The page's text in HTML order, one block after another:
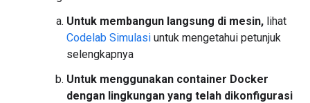
Untuk membangun langsung di mesin, lihat
Codelab Simulasi untuk mengetahui petunjuk
selengkapnya
Untuk menggunakan container Docker
dengan lingkungan yang telah dikonfigurasi